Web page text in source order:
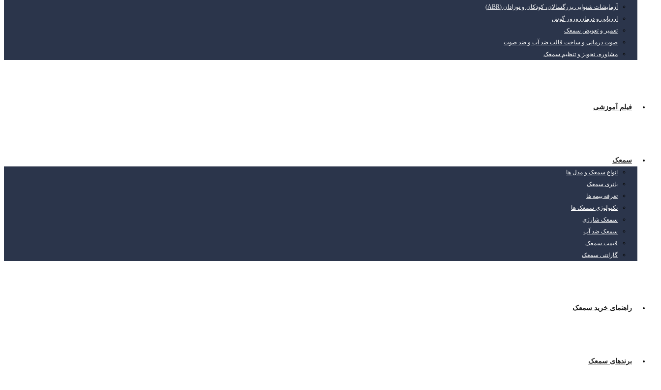
آزمایشات شنوایی بزرگسالان، کودکان و نوزادان (ABR)
ارزیابی و درمان وزوز گوش
تعمیر و تعویض سمعک
صوت درمانی و ساخت قالب ضد آب و ضد صوت
مشاوره، تجویز و تنظیم سمعک
فیلم آموزشی
سمعک
انواع سمعک و مدل ها
باتری سمعک
تعرفه بیمه ها
تکنولوژی سمعک ها
سمعک شارژی
سمعک ضد آب
قیمت سمعک
گارانتی سمعک
راهنمای خرید سمعک
برندهای سمعک